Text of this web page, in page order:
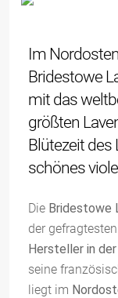
Im
Bridestowe
mit das
größten
Blütezeit des
schönes
Die Bridestowe
der
Hersteller in
seine
liegt im